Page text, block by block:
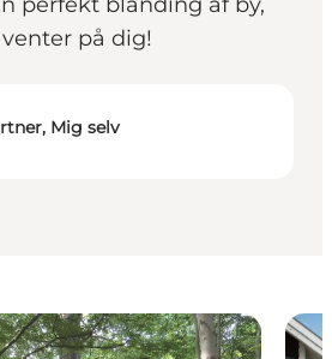
perfekt blanding af by,
på dig!
Mig selv